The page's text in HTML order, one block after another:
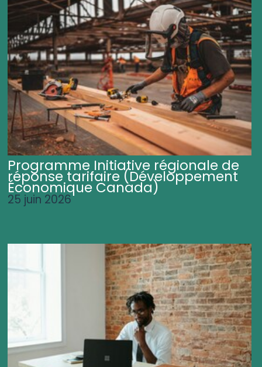
Programme Initiative régionale de
réponse tarifaire (Développement
Économique Canada)
25 juin 2026